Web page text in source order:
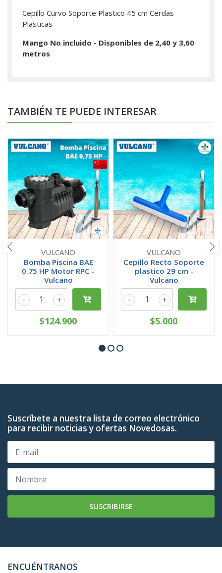
Cepillo Curvo Soporte Plastico 45 cm Cerdas
Plasticas
Mango No incluido - Disponibles de 2,40 y 3,60
metros
TAMBIÉN TE PUEDE INTERESAR
VULCANO
Bomba Piscina BAE
0.75 HP Motor RPC -
Vulcano
+
-
$124.900
VULCANO
Cepillo Recto Soporte
plastico 29 cm -
Vulcano
+
-
$5.000
Suscríbete a nuestra lista de correo electrónico
para recibir noticias y ofertas Novedosas.
SUSCRIBIRSE
ENCUÉNTRANOS